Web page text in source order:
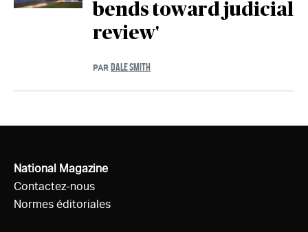
bends toward judicial
review'
PAR DALE SMITH
National Magazine
Contactez-nous
Normes éditoriales